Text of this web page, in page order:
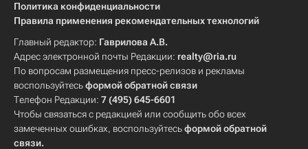
Политика конфиденциальности
Правила применения рекомендательных технологий
Главный редактор: Гаврилова А.В.
Адрес электронной почты Редакции: realty@ria.ru
По вопросам размещения пресс-релизов и рекламы
воспользуйтесьформой обратной связи
Телефон Редакции: 7 (495) 645-6601
Чтобы связаться с редакцией или сообщить обо всех
замеченных ошибках, воспользуйтесьформой обратной
связи.